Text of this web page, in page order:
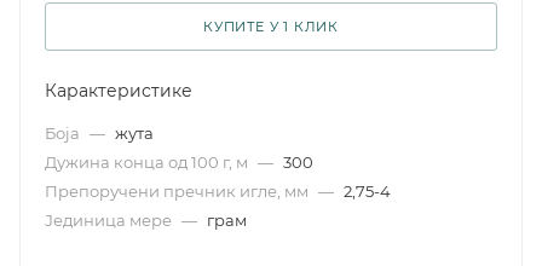
КУПИТЕ У 1 КЛИК
Карактеристике
Боја — жута
Дужина конца од 100 г, м — 300
Препоручени пречник игле, мм — 2,75-4
Јединица мере — грам